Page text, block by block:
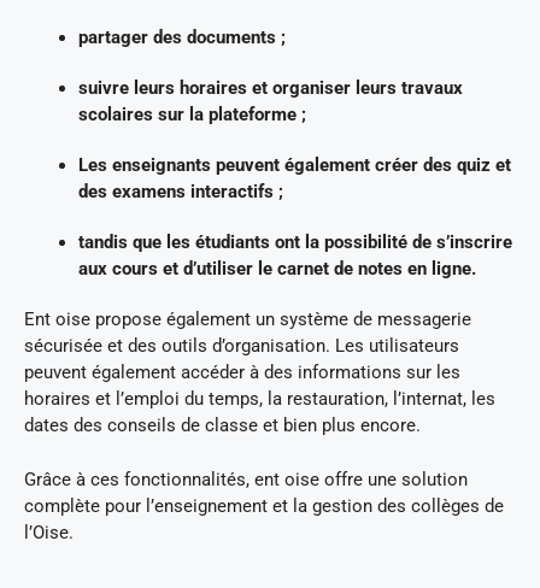
partager des documents ;
suivre leurs horaires et organiser leurs travaux
scolaires sur la plateforme ;
Les enseignants peuvent également créer des quiz et
des examens interactifs ;
tandis que les étudiants ont la possibilité de s’inscrire
aux cours et d’utiliser le carnet de notes en ligne.
Ent oise propose également un système de messagerie
sécurisée et des outils d’organisation. Les utilisateurs
peuvent également accéder à des informations sur les
horaires et l’emploi du temps, la restauration, l’internat, les
dates des conseils de classe et bien plus encore.
Grâce à ces fonctionnalités, ent oise offre une solution
complète pour l’enseignement et la gestion des collèges de
l’Oise.